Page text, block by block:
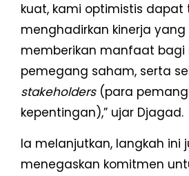
kuat, kami optimistis dapat
menghadirkan kinerja
memberikan manfaat bagi
pemegang saham, serta
stakeholders (para
kepentingan),” ujar Djagad.
Ia melanjutkan, langkah ini
menegaskan komitmen